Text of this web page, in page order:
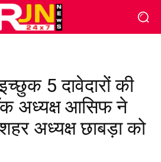
5 दावेदारों की
अध्यक्ष आसिफ ने
अध्यक्ष छाबड़ा को